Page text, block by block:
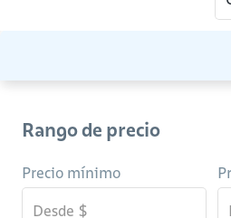
Rango de precio
Precio mínimo